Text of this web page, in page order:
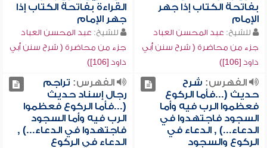
بفاتحة الكتاب إذا جهر
الإمام
للشيخ: عبد المحسن العباد
جزء من محاضرة ( شرح سنن أبي
داود [106])
القراءة بفاتحة الكتاب إذا
جهر الإمام
للشيخ: عبد المحسن العباد
جزء من محاضرة ( شرح سنن أبي
داود [106])
الفهرس: شرح
حديث (...فأما الركوع
فعظموا الرب فيه وأما
السجود فاجتهدوا في
الدعاء...) , الدعاء في
الركوع والسجود
الفهرس: تراجم
رجال إسناد حديث
(...فأما الركوع فعظموا
الرب فيه وأما السجود
فاجتهدوا في الدعاء...) ,
الدعاء في الركوع